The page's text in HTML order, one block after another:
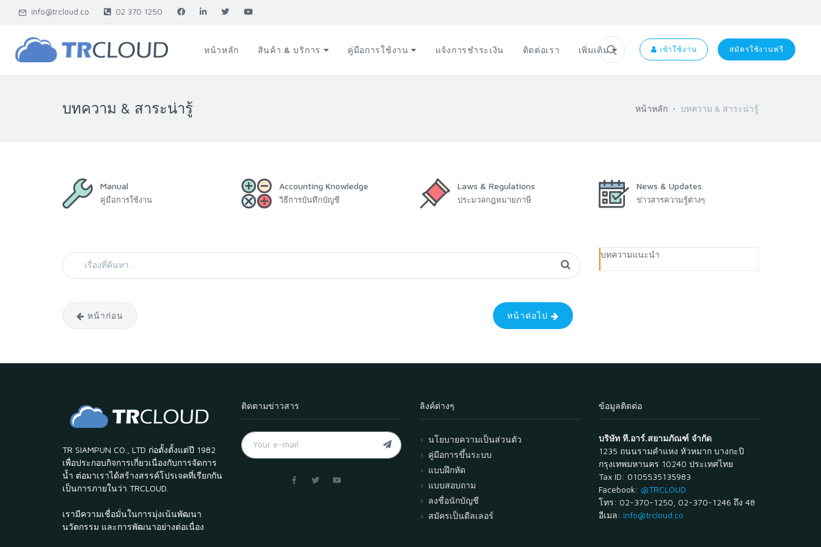
info@trcloud.co 02 370 1250
หน้าหลัก สินค้า & บริการ คู่มือการใช้งาน แจ้งการชำระเงิน ติดต่อเรา เพิ่มเติม เข้าใช้งาน สมัครใช้งานฟรี
บทความ & สาระน่ารู้ หน้าหลัก บทความ & สาระน่ารู้
Manual
คู่มือการใช้งาน
Accounting Knowledge
วิธีการบันทึกบัญชี
Laws & Regulations
ประมวลกฎหมายภาษี
News & Updates
ข่าวสารความรู้ต่างๆ
หน้าก่อน หน้าต่อไป
บทความแนะนำ
TR SIAMPUN CO., LTD ก่อตั้งตั้งแต่ปี 1982
เพื่อประกอบกิจการเกี่ยวเนื่องกับการจัดการ
น้ำ ต่อมาเราได้สร้างสรรค์โปรเจคที่เรียกกัน
เป็นการภายในว่า TRCLOUD.
เรามีความเชื่อมั่นในการมุ่งเน้นพัฒนา
นวัตกรรม และการพัฒนาอย่างต่อเนื่อง
ติดตามข่าวสาร ลิงค์ต่างๆ
นโยบายความเป็นส่วนตัว
คู่มือการขึ้นระบบ
แบบฝึกหัด
แบบสอบถาม
ลงชื่อนักบัญชี
สมัครเป็นดีลเลอร์
ข้อมูลติดต่อ
บริษัท ที.อาร์.สยามภัณฑ์ จำกัด
1235 ถนนรามคำแหง หัวหมาก บางกะปิ
กรุงเทพมหานคร 10240 ประเทศไทย
Tax ID: 0105535135983
Facebook: @TRCLOUD
โทร: 02-370-1250, 02-370-1246 ถึง 48
อีเมล: info@trcloud.co